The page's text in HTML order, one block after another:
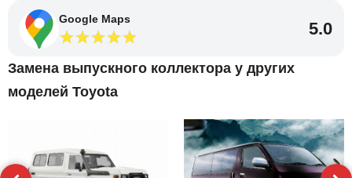
Google Maps 5.0
Замена выпускного коллектора у других
моделей Toyota